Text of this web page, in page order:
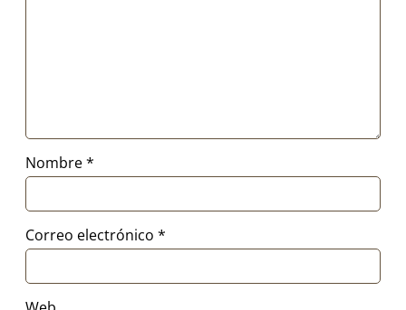
Nombre*
Correo electrónico *